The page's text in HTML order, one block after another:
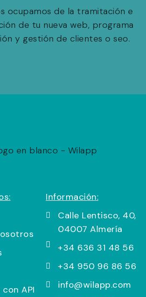
ocupamos de la tramitación e
de tu nueva web, programa
y gestión de clientes o seo.
API
Información:
Calle Lentisco, 40,
04007 Almería
+34 636 31 48 56
+34 950 96 86 56
info@wilapp.com